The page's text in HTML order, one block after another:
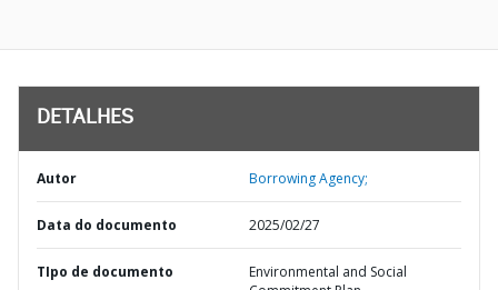
DETALHES
Autor Borrowing Agency;
Data do documento 2025/02/27
TIpo de documento
Environmental and Social